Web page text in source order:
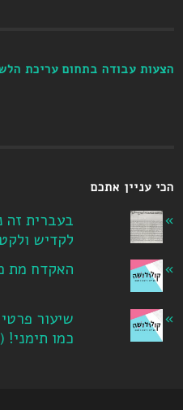
הצעות עבודה בתחום עריכת
הכי עניין אתכם
בעברית זה
לקדיש
האקדח מת
כמו תימני!